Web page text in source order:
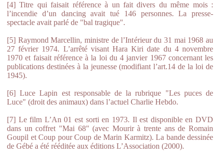
[4] Titre qui faisait référence à un fait divers du même mois :
l’incendie d’un dancing avait tué 146 personnes. La presse-
spectacle avait parlé de "bal tragique".
[5] Raymond Marcellin, ministre de l’Intérieur du 31 mai 1968 au
27 février 1974. L’arrêté visant Hara Kiri date du 4 novembre
1970 et faisait référence à la loi du 4 janvier 1967 concernant les
publications destinées à la jeunesse (modifiant l’art.14 de la loi de
1945).
[6] Luce Lapin est responsable de la rubrique "Les puces de
Luce" (droit des animaux) dans l’actuel Charlie Hebdo.
[7] Le film L’An 01 est sorti en 1973. Il est disponible en DVD
dans un coffret "Mai 68" (avec Mourir à trente ans de Romain
Goupil et Coup pour Coup de Marin Karmitz). La bande dessinée
de Gébé a été rééditée aux éditions L’Association (2000).